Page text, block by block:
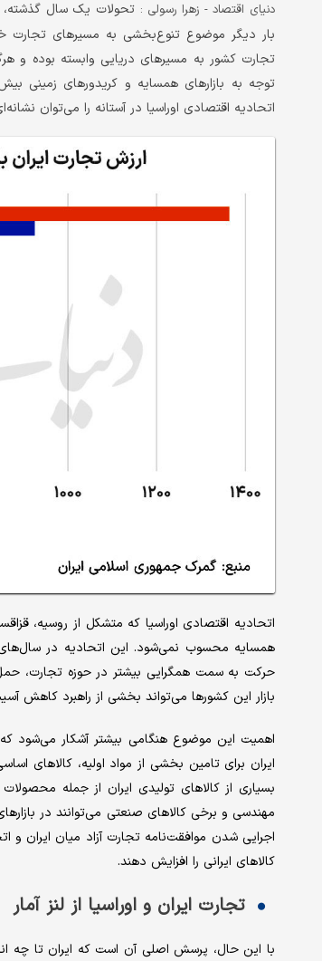
دنیای اقتصاد - زهرا رسولی :
بار دیگر موضوع تنوع‌بخشی به مسیرهای تجارت
تجارت کشور به مسیرهای دریایی وابسته بوده و
توجه به بازارهای همسایه و کریدورهای
اتحادیه اقتصادی اوراسیا در آستانه را می‌توان
اتحادیه اقتصادی اوراسیا که متشکل از روسیه،
همسایه محسوب نمی‌شود. این اتحادیه در
حرکت به سمت همگرایی بیشتر در حوزه تجارت،
بازار این کشورها می‌تواند بخشی از راهبرد کاهش
اهمیت این موضوع هنگامی بیشتر آشکار می‌شود که
ایران برای تامین بخشی از مواد اولیه، کالاهای
بسیاری از کالاهای تولیدی ایران از جمله
مهندسی و برخی کالاهای صنعتی می‌توانند در
اجرایی شدن موافقت‌نامه تجارت آزاد میان ایران و
کالاهای ایرانی را افزایش دهند.
تجارت ایران و اوراسیا از لنز آمار
با این حال، پرسش اصلی آن است که ایران تا چه